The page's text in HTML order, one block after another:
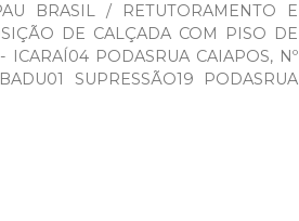
BRASIL / RETUTORAMENTO E
DE CALÇADA COM PISO DE
ICARAÍ04 PODASRUA CAIAPOS, Nº
SUPRESSÃO19 PODASRUA